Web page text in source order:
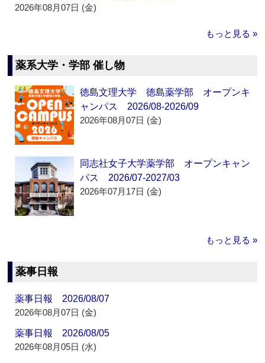
2026年08月07日 (金)
もっと見る »
薬系大学・学部 催し物
徳島文理大学 徳島薬学部 オープンキ
ャンパス 2026/08-2026/09
2026年08月07日 (金)
同志社女子大学薬学部 オープンキャン
パス 2026/07-2027/03
2026年07月17日 (金)
もっと見る »
薬事日報
薬事日報 2026/08/07
2026年08月07日 (金)
薬事日報 2026/08/05
2026年08月05日 (水)